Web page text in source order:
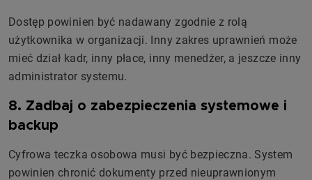
Dostęp powinien być nadawany zgodnie z rolą
użytkownika w organizacji. Inny zakres uprawnień może
mieć dział kadr, inny płace, inny menedżer, a jeszcze inny
administrator systemu.
8. Zadbaj o zabezpieczenia systemowe i
backup
Cyfrowa teczka osobowa musi być bezpieczna. System
powinien chronić dokumenty przed nieuprawnionym